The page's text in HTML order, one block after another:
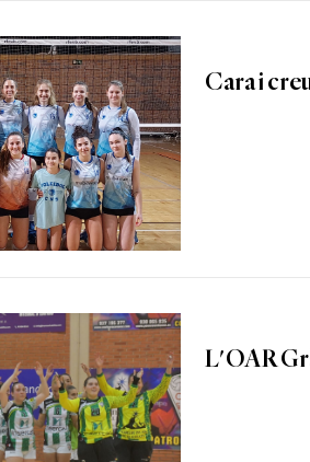
Cara i
L'OAR